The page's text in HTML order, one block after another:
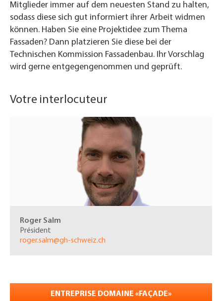
Mitglieder immer auf dem neuesten Stand zu halten,
sodass diese sich gut informiert ihrer Arbeit widmen
können. Haben Sie eine Projektidee zum Thema
Fassaden? Dann platzieren Sie diese bei der
Technischen Kommission Fassadenbau. Ihr Vorschlag
wird gerne entgegengenommen und geprüft.
Votre interlocuteur
Roger Salm
Président
roger.salm@gh-schweiz.ch
ENTREPRISE DOMAINE «FAÇADE»